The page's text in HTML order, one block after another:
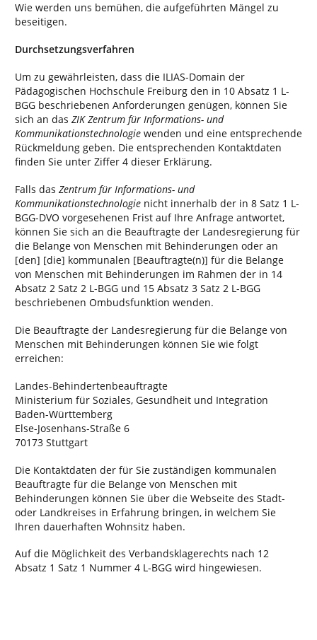
Wie werden uns bemühen, die aufgeführten Mängel zu
beseitigen.
Durchsetzungsverfahren
Um zu gewährleisten, dass die ILIAS-Domain der
Pädagogischen Hochschule Freiburg den in 10 Absatz 1 L-
BGG beschriebenen Anforderungen genügen, können Sie
sich an das ZIK Zentrum für Informations- und
Kommunikationstechnologie wenden und eine entsprechende
Rückmeldung geben. Die entsprechenden Kontaktdaten
finden Sie unter Ziffer 4 dieser Erklärung.
Falls das Zentrum für Informations- und
Kommunikationstechnologie nicht innerhalb der in 8 Satz 1 L-
BGG-DVO vorgesehenen Frist auf Ihre Anfrage antwortet,
können Sie sich an die Beauftragte der Landesregierung für
die Belange von Menschen mit Behinderungen oder an
[den] [die] kommunalen [Beauftragte(n)] für die Belange
von Menschen mit Behinderungen im Rahmen der in 14
Absatz 2 Satz 2 L-BGG und 15 Absatz 3 Satz 2 L-BGG
beschriebenen Ombudsfunktion wenden.
Die Beauftragte der Landesregierung für die Belange von
Menschen mit Behinderungen können Sie wie folgt
erreichen:
Landes-Behindertenbeauftragte
Ministerium für Soziales, Gesundheit und Integration
Baden-Württemberg
Else-Josenhans-Straße 6
70173 Stuttgart
Die Kontaktdaten der für Sie zuständigen kommunalen
Beauftragte für die Belange von Menschen mit
Behinderungen können Sie über die Webseite des Stadt-
oder Landkreises in Erfahrung bringen, in welchem Sie
Ihren dauerhaften Wohnsitz haben.
Auf die Möglichkeit des Verbandsklagerechts nach 12
Absatz 1 Satz 1 Nummer 4 L-BGG wird hingewiesen.